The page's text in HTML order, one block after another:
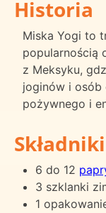
Historia
Miska Yogi to
popularnością
z Meksyku,
joginów i osób
pożywnego i
Składniki
6 do 12
3 szklanki
1